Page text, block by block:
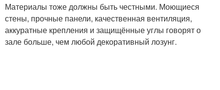
Материалы тоже должны быть честными. Моющиеся
стены, прочные панели, качественная вентиляция,
аккуратные крепления и защищённые углы говорят о
зале больше, чем любой декоративный лозунг.